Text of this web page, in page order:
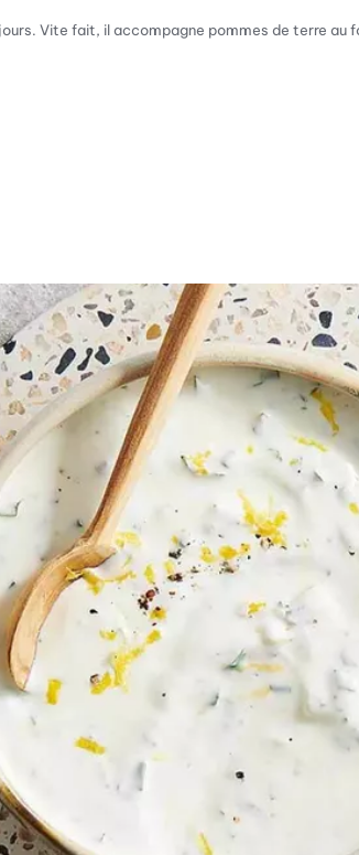
Vite fait, il accompagne pommes de terre